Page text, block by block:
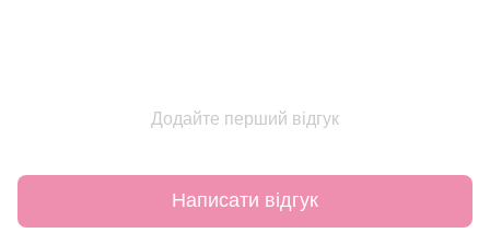
Додайте перший відгук
Написати відгук